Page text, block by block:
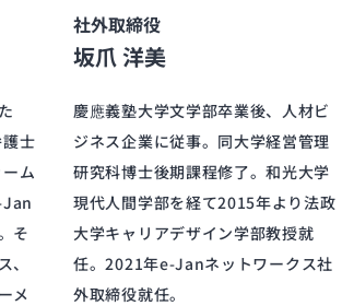
士
ム
Jan
そ
メ
社外取締役
坂爪 洋美
慶應義塾大学文学部卒業後、人材ビ
ジネス企業に従事。同大学経営管理
研究科博士後期課程修了。和光大学
現代人間学部を経て2015年より法政
大学キャリアデザイン学部教授就
任。2021年e-Janネットワークス社
外取締役就任。